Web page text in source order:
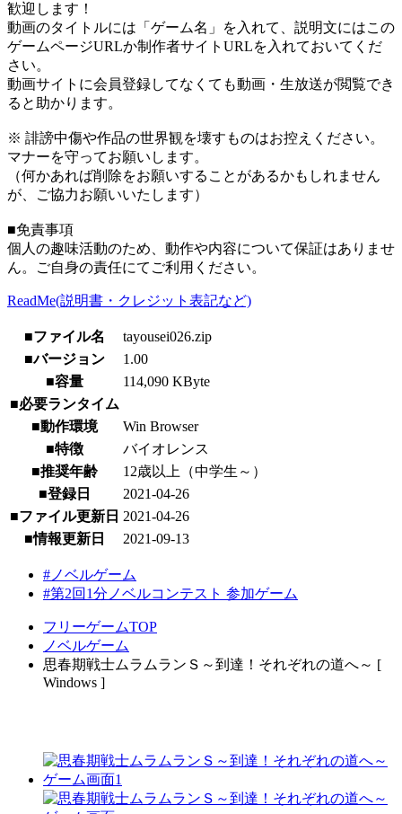
歓迎します！
動画のタイトルには「ゲーム名」を入れて、説明文にはこの
ゲームページURLか制作者サイトURLを入れておいてくだ
さい。
動画サイトに会員登録してなくても動画・生放送が閲覧でき
ると助かります。
※ 誹謗中傷や作品の世界観を壊すものはお控えください。
マナーを守ってお願いします。
（何かあれば削除をお願いすることがあるかもしれません
が、ご協力お願いいたします）
■免責事項
個人の趣味活動のため、動作や内容について保証はありませ
ん。ご自身の責任にてご利用ください。
ReadMe(説明書・クレジット表記など)
■ファイル名
tayousei026.zip
■バージョン
1.00
■容量
114,090 KByte
■必要ランタイム
■動作環境
Win Browser
■特徴
バイオレンス
■推奨年齢
12歳以上（中学生～）
■登録日
2021-04-26
■ファイル更新日 2021-04-26
■情報更新日
2021-09-13
#ノベルゲーム
#第2回1分ノベルコンテスト 参加ゲーム
フリーゲームTOP
ノベルゲーム
思春期戦士ムラムランＳ～到達！それぞれの道へ～ [
Windows ]